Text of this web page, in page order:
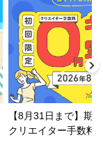
【8月31日まで】期
クリエイター手数料